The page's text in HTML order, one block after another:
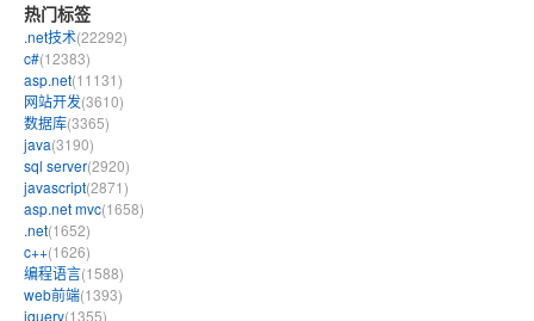
热门标签
.net技术(22292)
c#(12383)
asp.net(11131)
网站开发(3610)
数据库(3365)
java(3190)
sql server(2920)
javascript(2871)
asp.net mvc(1658)
.net(1652)
c++(1626)
编程语言(1588)
web前端(1393)
jquery(1355)